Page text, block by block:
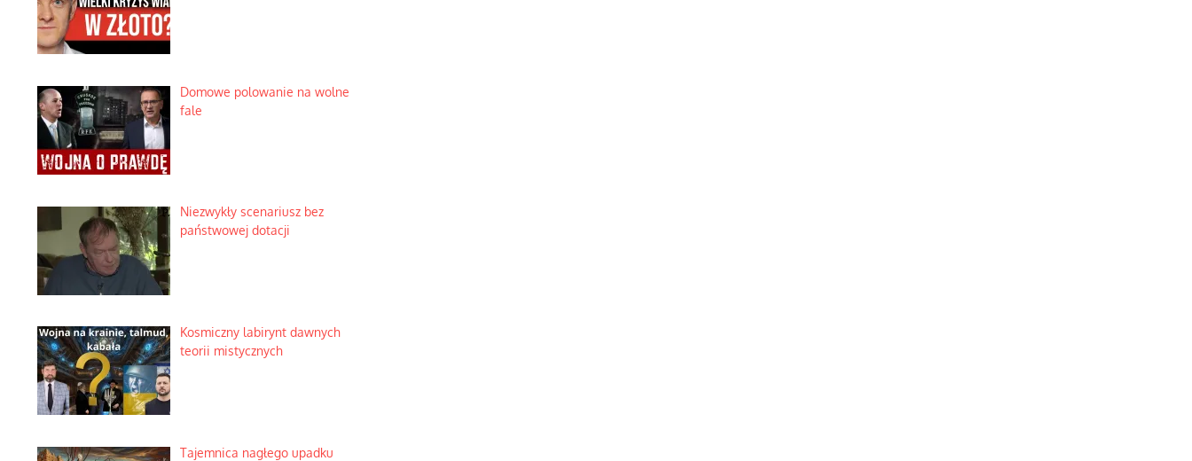
Domowe polowanie na wolne
fale
Niezwykły scenariusz bez
państwowej dotacji
Kosmiczny labirynt dawnych
teorii mistycznych
Tajemnica nagłego upadku